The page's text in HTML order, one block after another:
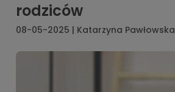
rodziców
08-05-2025 | Katarzyna Pawłowska